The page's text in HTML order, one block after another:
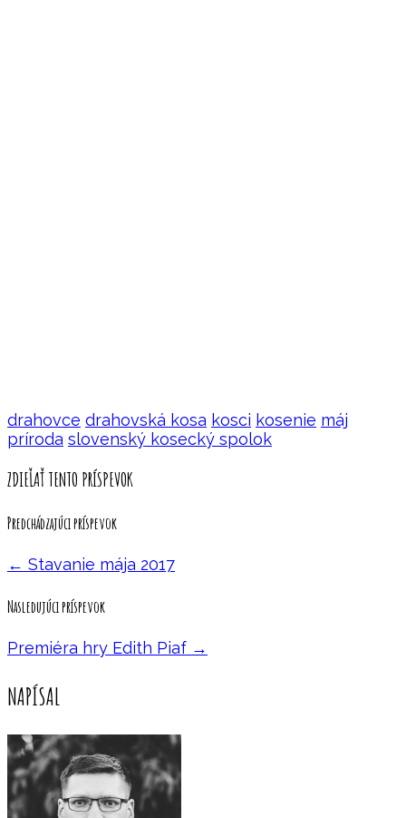
drahovce drahovská kosa kosci kosenie máj
príroda slovenský kosecký spolok
ZDIEĽAŤ TENTO PRÍSPEVOK
Predchádzajúci príspevok
← Stavanie mája 2017
Nasledujúci príspevok
Premiéra hry Edith Piaf →
NAPÍSAL